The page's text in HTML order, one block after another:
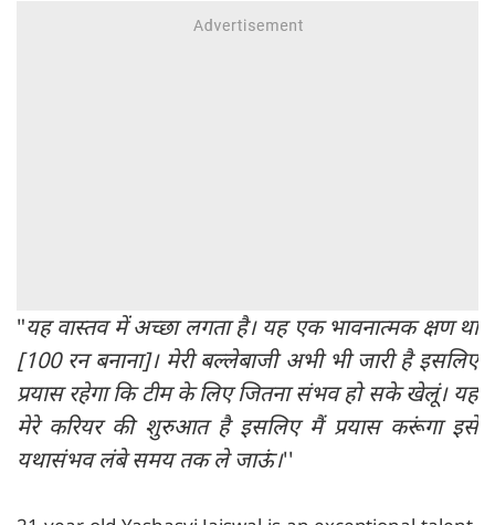
"यह वास्तव में अच्छा लगता है। यह एक भावनात्मक क्षण था
[100 रन बनाना]। मेरी बल्लेबाजी अभी भी जारी है इसलिए
प्रयास रहेगा कि टीम के लिए जितना संभव हो सके खेलूं। यह
मेरे करियर की शुरुआत है इसलिए मैं प्रयास करूंगा इसे
यथासंभव लंबे समय तक ले जाऊं।''